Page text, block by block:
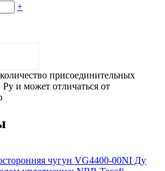
+
присоединительных
и может отличаться от
чугун VG4400-00NI Ду